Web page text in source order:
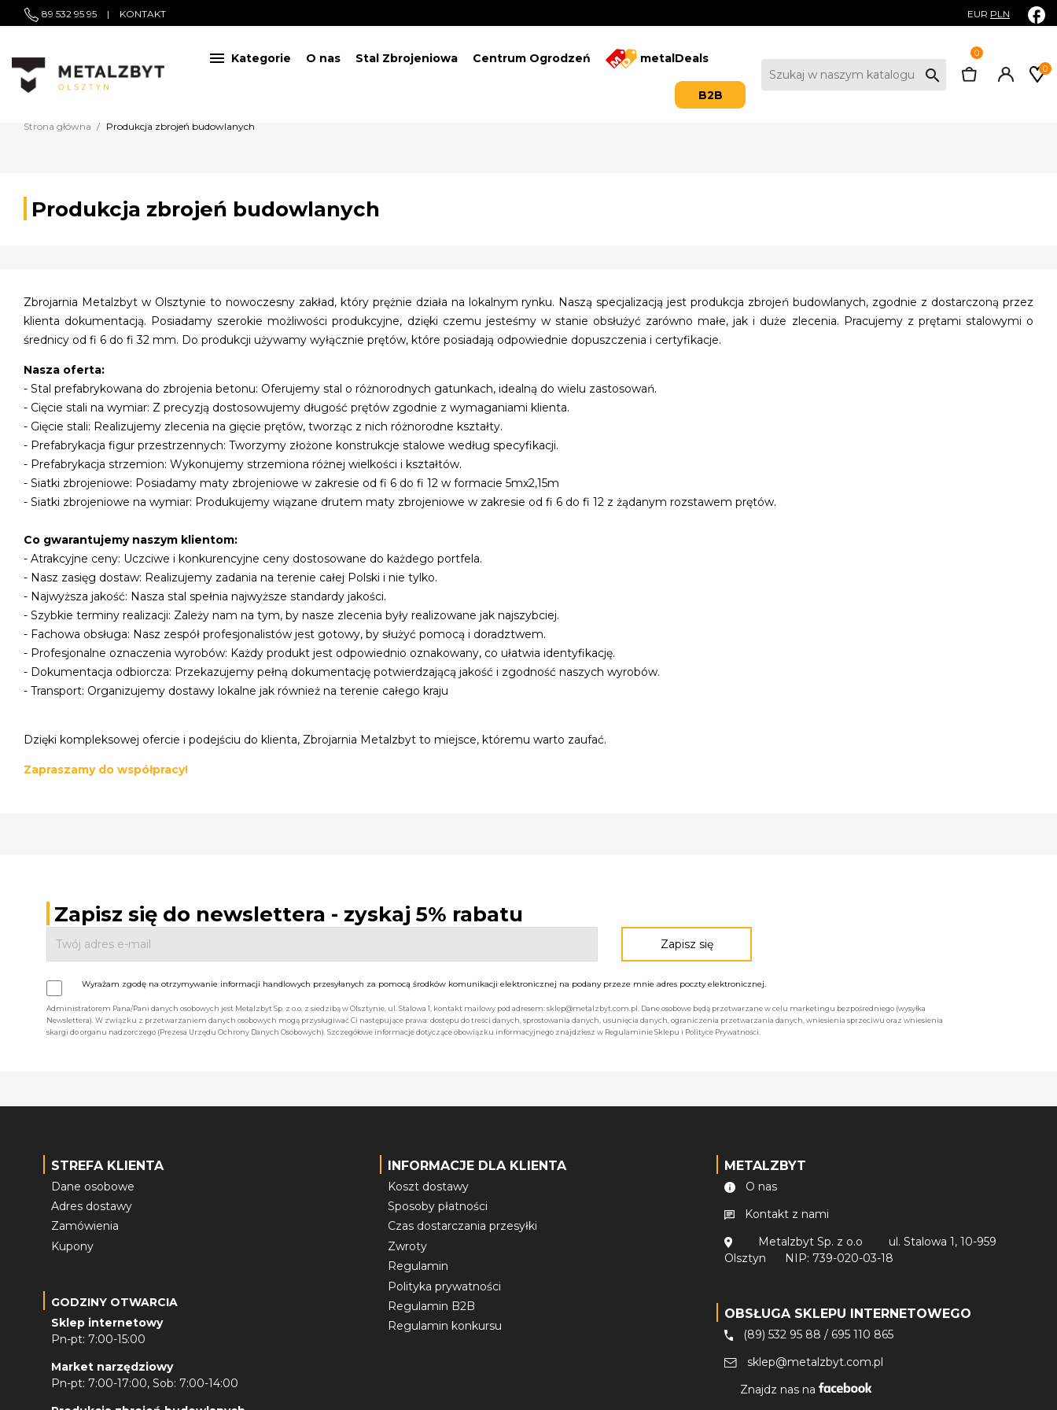
89 532 95 95 | KONTAKT EUR PLN
 Kategorie O nas Stal Zbrojeniowa Centrum Ogrodzeń metalDeals
B2B
0
0
search
Strona główna Produkcja zbrojeń budowlanych
Produkcja zbrojeń budowlanych
Zbrojarnia Metalzbyt w Olsztynie to nowoczesny zakład, który prężnie działa na lokalnym rynku. Naszą specjalizacją jest produkcja zbrojeń budowlanych, zgodnie z dostarczoną przez
klienta dokumentacją. Posiadamy szerokie możliwości produkcyjne, dzięki czemu jesteśmy w stanie obsłużyć zarówno małe, jak i duże zlecenia. Pracujemy z prętami stalowymi o
średnicy od fi 6 do fi 32 mm. Do produkcji używamy wyłącznie prętów, które posiadają odpowiednie dopuszczenia i certyfikacje.
Nasza oferta:
- Stal prefabrykowana do zbrojenia betonu: Oferujemy stal o różnorodnych gatunkach, idealną do wielu zastosowań.
- Cięcie stali na wymiar: Z precyzją dostosowujemy długość prętów zgodnie z wymaganiami klienta.
- Gięcie stali: Realizujemy zlecenia na gięcie prętów, tworząc z nich różnorodne kształty.
- Prefabrykacja figur przestrzennych: Tworzymy złożone konstrukcje stalowe według specyfikacji.
- Prefabrykacja strzemion: Wykonujemy strzemiona różnej wielkości i kształtów.
- Siatki zbrojeniowe: Posiadamy maty zbrojeniowe w zakresie od fi 6 do fi 12 w formacie 5mx2,15m
- Siatki zbrojeniowe na wymiar: Produkujemy wiązane drutem maty zbrojeniowe w zakresie od fi 6 do fi 12 z żądanym rozstawem prętów.
Co gwarantujemy naszym klientom:
- Atrakcyjne ceny: Uczciwe i konkurencyjne ceny dostosowane do każdego portfela.
- Nasz zasięg dostaw: Realizujemy zadania na terenie całej Polski i nie tylko.
- Najwyższa jakość: Nasza stal spełnia najwyższe standardy jakości.
- Szybkie terminy realizacji: Zależy nam na tym, by nasze zlecenia były realizowane jak najszybciej.
- Fachowa obsługa: Nasz zespół profesjonalistów jest gotowy, by służyć pomocą i doradztwem.
- Profesjonalne oznaczenia wyrobów: Każdy produkt jest odpowiednio oznakowany, co ułatwia identyfikację.
- Dokumentacja odbiorcza: Przekazujemy pełną dokumentację potwierdzającą jakość i zgodność naszych wyrobów.
- Transport: Organizujemy dostawy lokalne jak również na terenie całego kraju
Dzięki kompleksowej ofercie i podejściu do klienta, Zbrojarnia Metalzbyt to miejsce, któremu warto zaufać.
Zapraszamy do współpracy!
Zapisz się do newslettera - zyskaj 5% rabatu
Wyrażam zgodę na otrzymywanie informacji handlowych przesyłanych za pomocą środków komunikacji elektronicznej na podany przeze mnie adres poczty elektronicznej.
Administratorem Pana/Pani danych osobowych jest Metalzbyt Sp. z o.o. z siedzibą w Olsztynie, ul. Stalowa 1, kontakt mailowy pod adresem: sklep@metalzbyt.com.pl. Dane osobowe będą przetwarzane w celu marketingu bezpośredniego (wysyłka
Newslettera). W związku z przetwarzaniem danych osobowych mogą przysługiwać Ci następujące prawa: dostępu do treści danych, sprostowania danych, usunięcia danych, ograniczenia przetwarzania danych, wniesienia sprzeciwu oraz wniesienia
skargi do organu nadzorczego (Prezesa Urzędu Ochrony Danych Osobowych). Szczegółowe informacje dotyczące obowiązku informacyjnego znajdziesz w Regulaminie Sklepu i Polityce Prywatności.
STREFA KLIENTA
Dane osobowe
Adres dostawy
Zamówienia
Kupony
GODZINY OTWARCIA
Sklep internetowy
Pn-pt: 7:00-15:00
Market narzędziowy
Pn-pt: 7:00-17:00, Sob: 7:00-14:00
INFORMACJE DLA KLIENTA
Koszt dostawy
Sposoby płatności
Czas dostarczania przesyłki
Zwroty
Regulamin
Polityka prywatności
Regulamin B2B
Regulamin konkursu
METALZBYT
O nas
Kontakt z nami
Metalzbyt Sp. z o.o
ul. Stalowa 1, 10-959
Olsztyn
NIP: 739-020-03-18
OBSŁUGA SKLEPU INTERNETOWEGO
(89) 532 95 88 / 695 110 865
sklep@metalzbyt.com.pl
Znajdz nas na